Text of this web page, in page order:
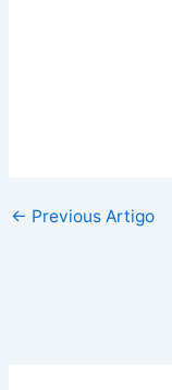
← Previous Artigo